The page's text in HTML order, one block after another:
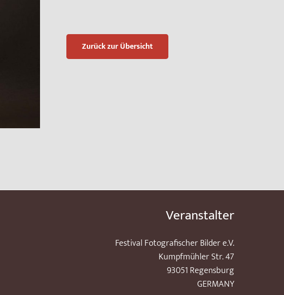
Zurück zur Übersicht
Veranstalter
Festival Fotografischer Bilder e.V.
Kumpfmühler Str. 47
93051 Regensburg
GERMANY